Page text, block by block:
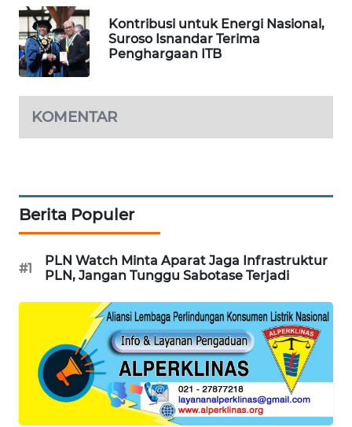
Kontribusi untuk Energi Nasional,
Suroso Isnandar Terima
Penghargaan ITB
KOMENTAR
Berita Populer
#1
PLN Watch Minta Aparat Jaga Infrastruktur
PLN, Jangan Tunggu Sabotase Terjadi
WN
KARAWANG
WN
WN
BOGOR
DEPOK
TAPANULI
UTARA
WN
PADANG
LAWAS